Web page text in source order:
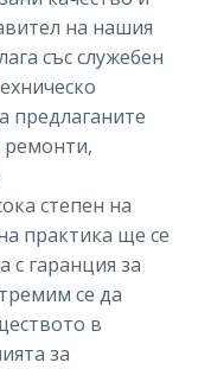
на нашия
със служебен
предлаганите
ремонти,
степен на
практика ще се
гаранция за
се да
в
за